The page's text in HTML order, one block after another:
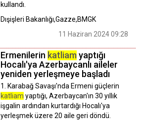
kullandı.
Dışişleri Bakanlığı,Gazze,BMGK
11 Haziran 2024 09:28
Ermenilerin katliam yaptığı
Hocalı'ya Azerbaycanlı aileler
yeniden yerleşmeye başladı
1. Karabağ Savaşı'nda Ermeni güçlerin
katliam yaptığı, Azerbaycan'ın 30 yıllık
işgalin ardından kurtardığı Hocalı'ya
yerleşmek üzere 20 aile geri döndü.